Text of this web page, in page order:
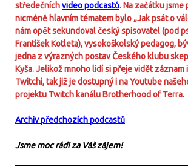
středečníchvideo podcastů. Na začátku
nicméně hlavním tématem bylo „Jak psát o
nám opět sekundoval český spisovatel (pod
František Kotleta), vysokoškolský pedagog,
jedna z výrazných postav Českého klubu
Kyša. Jelikož mnoho lidí si přeje vidět záznam
Twitchi, tak již je dostupný i na Youtube
projektu Twitch kanálu Brotherhood of Terra.
Archiv předchozích podcastů
Jsme moc rádi za Váš zájem!